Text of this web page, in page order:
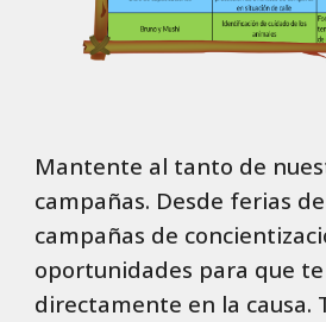
Mantente al tanto de
campañas. Desde ferias
campañas de
oportunidades para que
directamente en la causa.